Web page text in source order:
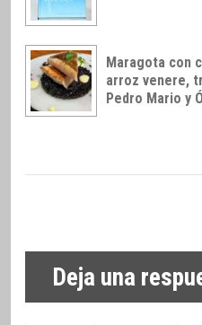
Maragota con
arroz venere,
Pedro Mario y
Deja una